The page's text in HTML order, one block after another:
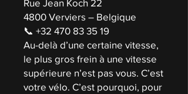
Rue Jean Koch 22
4800 Verviers – Belgique
📞 +32 470 83 35 19
Au-delà d’une certaine vitesse,
le plus gros frein à une vitesse
supérieure n’est pas vous. C’est
votre vélo. C’est pourquoi, pour